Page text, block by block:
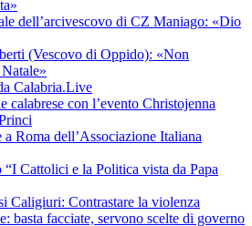
dell’arcivescovo di CZ Maniago: «Dio
(Vescovo di Oppido): «Non
Calabria.Live
calabrese con l’evento Christojenna
Roma dell’Associazione Italiana
Cattolici e la Politica vista da Papa
Caligiuri: Contrastare la violenza
basta facciate, servono scelte di governo